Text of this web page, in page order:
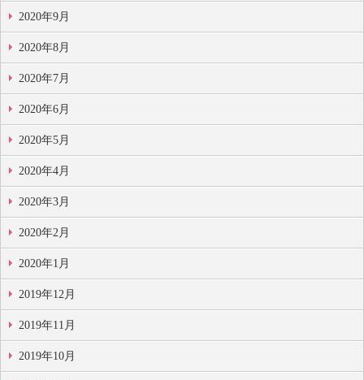
2020年9月
2020年8月
2020年7月
2020年6月
2020年5月
2020年4月
2020年3月
2020年2月
2020年1月
2019年12月
2019年11月
2019年10月